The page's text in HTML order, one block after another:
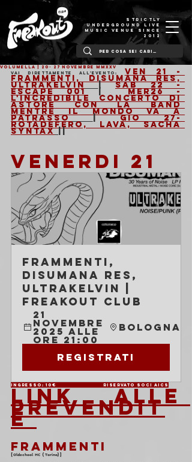
STRICTLY
UNDERGROUND LIVE
MUSIC VENUE SINCE
2012
VOLUMELLA | 20- 27 Novembre MMXXV
Vai direttamente all'evento: Ven 21 -
Frammenti, Disumana Res,
Ultrakelvin | Sab 22 -
Escape 001 | Mer26 -
L'incredibile concerto di
Astore con la band
mentre il mondo va a
patrasso | GIo 27-
Rotadefero, Lava, Sacha
Syntax ||
VENERDI 21
Frammenti,
Disumana Res,
Ultrakelvin |
Freakout Club
21
novembre
2025 alle
ore 21:00
Bologna
Registrati
Ingresso: 10€                          Riservato soci AICS
LINK ALLE
PREVENDIT
E
FRAMMENTI
[𝗢𝗹𝗱𝘀𝗰𝗵𝗼𝗼𝗹 𝗛𝗖 (𝗧𝗼𝗿𝗶𝗻𝗼)]